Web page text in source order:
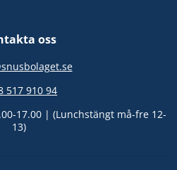
oss
517 910 94
17.00 | (Lunchstängt må-fre 12-
13)